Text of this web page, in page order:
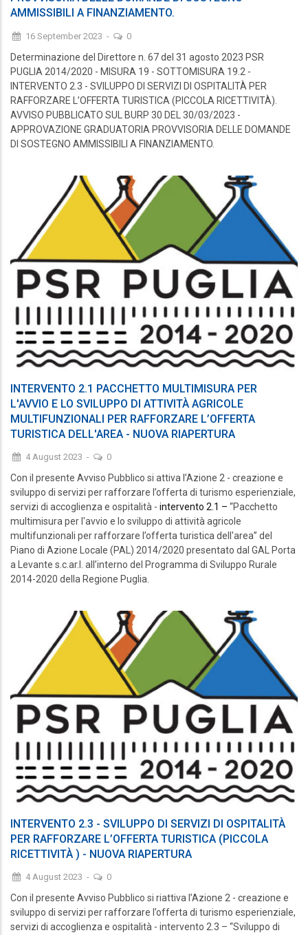
AMMISSIBILI A FINANZIAMENTO.
16 September 2023 - 0
Determinazione del Direttore n. 67 del 31 agosto 2023 PSR
PUGLIA 2014/2020 - MISURA 19 - SOTTOMISURA 19.2 -
INTERVENTO 2.3 - SVILUPPO DI SERVIZI DI OSPITALITÀ PER
RAFFORZARE L’OFFERTA TURISTICA (PICCOLA RICETTIVITÀ).
AVVISO PUBBLICATO SUL BURP 30 DEL 30/03/2023 -
APPROVAZIONE GRADUATORIA PROVVISORIA DELLE DOMANDE
DI SOSTEGNO AMMISSIBILI A FINANZIAMENTO.
INTERVENTO 2.1 PACCHETTO MULTIMISURA PER
L'AVVIO E LO SVILUPPO DI ATTIVITÀ AGRICOLE
MULTIFUNZIONALI PER RAFFORZARE L’OFFERTA
TURISTICA DELL'AREA - NUOVA RIAPERTURA
4 August 2023 - 0
Con il presente Avviso Pubblico si attiva l’Azione 2 - creazione e
sviluppo di servizi per rafforzare l’offerta di turismo esperienziale,
servizi di accoglienza e ospitalità - intervento 2.1 – “Pacchetto
multimisura per l'avvio e lo sviluppo di attività agricole
multifunzionali per rafforzare l’offerta turistica dell'area” del
Piano di Azione Locale (PAL) 2014/2020 presentato dal GAL Porta
a Levante s.c.ar.l. all’interno del Programma di Sviluppo Rurale
2014-2020 della Regione Puglia.
INTERVENTO 2.3 - SVILUPPO DI SERVIZI DI OSPITALITÀ
PER RAFFORZARE L’OFFERTA TURISTICA (PICCOLA
RICETTIVITÀ ) - NUOVA RIAPERTURA
4 August 2023 - 0
Con il presente Avviso Pubblico si riattiva l’Azione 2 - creazione e
sviluppo di servizi per rafforzare l’offerta di turismo esperienziale,
servizi di accoglienza e ospitalità - intervento 2.3 – “Sviluppo di